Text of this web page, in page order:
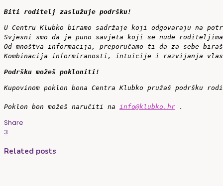
Biti roditelj zaslužuje podršku!
U Centru Klubko biramo sadržaje koji odgovaraju na
Svjesni smo da je puno savjeta koji se nude
Od mnoštva informacija, preporučamo ti da za sebe
Kombinacija informiranosti, intuicije i razvijanja
Podršku možeš pokloniti!
Poklon bon možeš naručiti na info@klubko.hr .
Share
3
Related posts